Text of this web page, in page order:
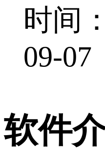
时间
09-07
软件